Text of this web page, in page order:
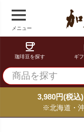
メニュー
coffee
珈琲豆を探す ギ
3,980円(税込
※北海道・